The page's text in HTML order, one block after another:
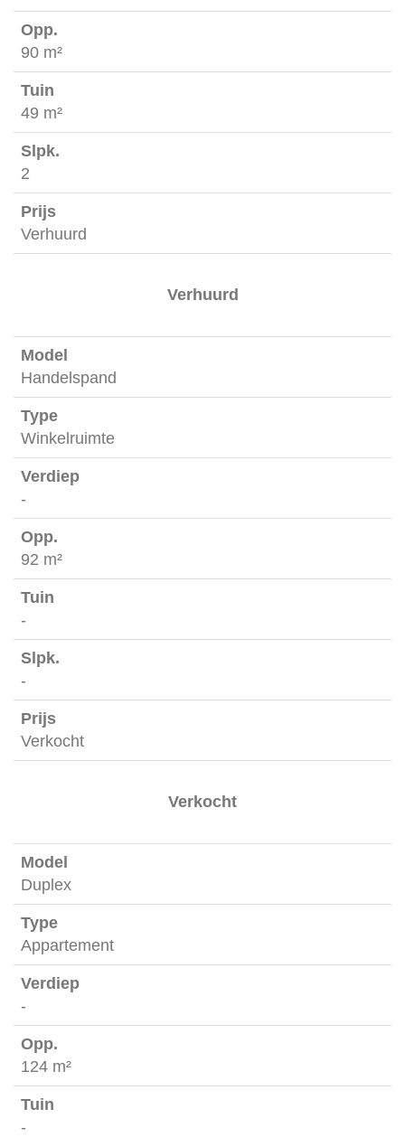
90 m²
49 m²
2
Verhuurd
Verhuurd
Handelspand
Winkelruimte
-
92 m²
-
-
Verkocht
Verkocht
Duplex
Appartement
-
124 m²
-